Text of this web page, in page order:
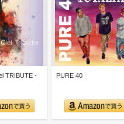
TRIBUTE -
PURE 40